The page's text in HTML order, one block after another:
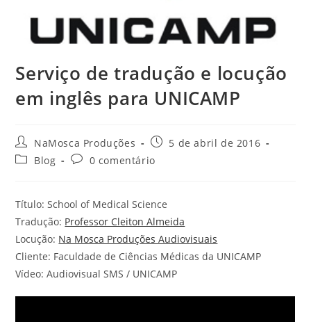
Serviço de tradução e locução
em inglês para UNICAMP
NaMosca Produções
5 de abril de 2016
Blog
0 comentário
Título: School of Medical Science
Tradução: Professor Cleiton Almeida
Locução: Na Mosca Produções Audiovisuais
Cliente: Faculdade de Ciências Médicas da UNICAMP
Vídeo: Audiovisual SMS / UNICAMP